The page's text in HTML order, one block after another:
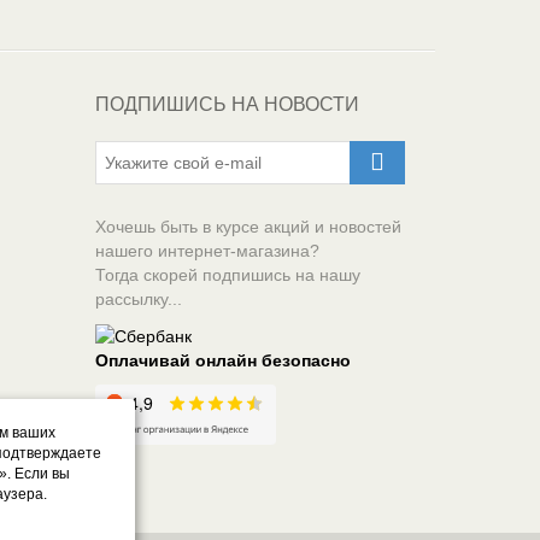
ПОДПИШИСЬ НА НОВОСТИ
Хочешь быть в курсе акций и новостей
нашего интернет-магазина?
Тогда скорей подпишись на нашу
рассылку...
Оплачивай онлайн безопасно
ваших
Если вы